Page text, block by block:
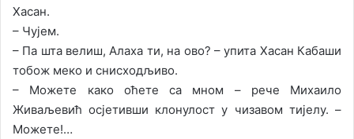
Хасан.
– Чујем.
– Па шта велиш, Алаха ти, на ово? – упита Хасан Кабаши
тобож меко и снисходљиво.
– Можете како оћете са мном – рече Михаило
Живаљевић осјетивши клонулост у чизавом тијелу. –
Можете!…